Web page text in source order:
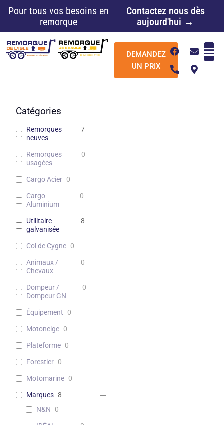
Pour tous vos besoins en
remorque
Contactez nous dès
aujourd'hui →
DEMANDEZ
UN PRIX
F
a
e
E
n
v
e
P
h
n
M
a
p
-
Catégories
Remorques
neuves
7
Remorques
usagées
0
Cargo Acier 0
Cargo
Aluminium
0
Utilitaire
galvanisée
8
Col de Cygne 0
Animaux /
Chevaux
0
Dompeur /
Dompeur GN
0
Équipement 0
Motoneige 0
Plateforme 0
Forestier 0
Motomarine 0
Marques 8
N&N
0